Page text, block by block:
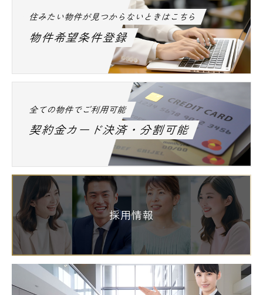
住みたい物件が見つからないときはこちら
物件希望条件登録
全ての物件でご利用可能
契約金カード決済・分割可能
採用情報